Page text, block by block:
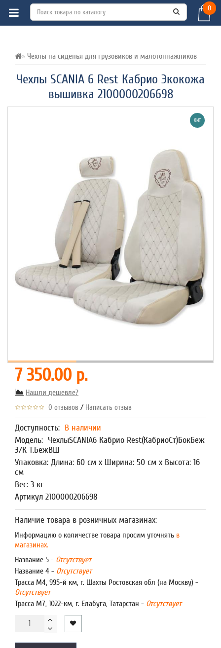
0
Чехлы на сиденья для грузовиков и малотоннажников
Чехлы SCANIA 6 Rest Кабрио Экокожа
вышивка 2100000206698
ВСЕ О ТОВАРЕ ХАРАКТЕРИСТИКИ
ХИТ
7 350.00 р.
Нашли дешевле?
0 отзывов / Написать отзыв
Доступность: В наличии
Модель: ЧехлыSCANIA6 Кабрио Rest(КабриоСт)БокБеж
Э/К Т.БежВШ
Упаковка: Длина: 60 см x Ширина: 50 см x Высота: 16
см
Вес: 3 кг
Артикул 2100000206698
Наличие товара в розничных магазинах:
Информацию о количестве товара просим уточнять в
магазинах.
Название 5 - Отсутствует
Название 4 - Отсутствует
Трасса М4, 995-й км, г. Шахты Ростовская обл (на Москву) -
Отсутствует
Трасса М7, 1022-км, г. Елабуга, Татарстан - Отсутствует